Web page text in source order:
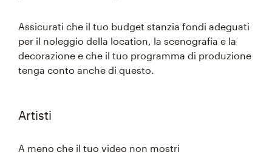
Assicurati che il tuo budget stanzia fondi adeguati
per il noleggio della location, la scenografia e la
decorazione e che il tuo programma di produzione
tenga conto anche di questo.
Artisti
A meno che il tuo video non mostri